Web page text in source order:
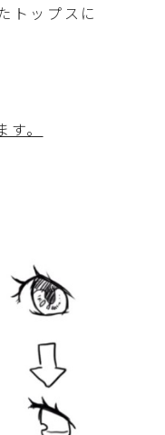
トップスに
。